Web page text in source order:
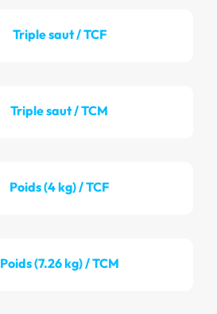
Triple saut / TCF
Triple saut / TCM
Poids (4 kg) / TCF
Poids (7.26 kg) / TCM